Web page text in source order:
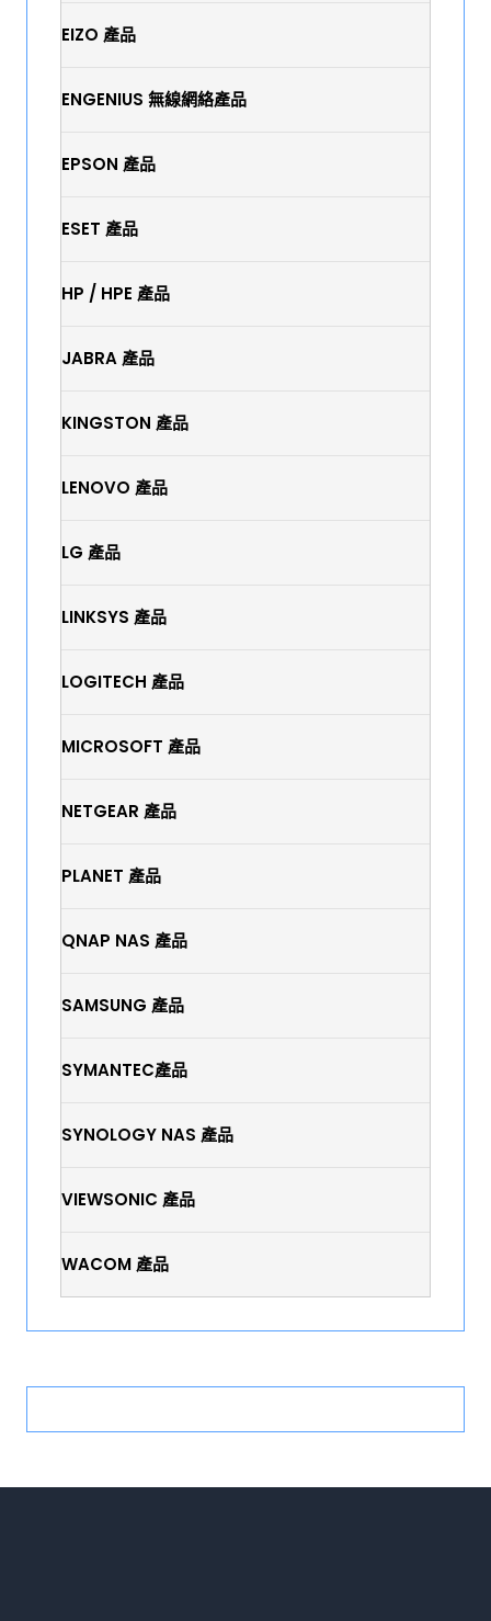
EIZO 產品
ENGENIUS 無線網絡產品
EPSON 產品
ESET 產品
HP / HPE 產品
JABRA 產品
KINGSTON 產品
LENOVO 產品
LG 產品
LINKSYS 產品
LOGITECH 產品
MICROSOFT 產品
NETGEAR 產品
PLANET 產品
QNAP NAS 產品
SAMSUNG 產品
SYMANTEC產品
SYNOLOGY NAS 產品
VIEWSONIC 產品
WACOM 產品